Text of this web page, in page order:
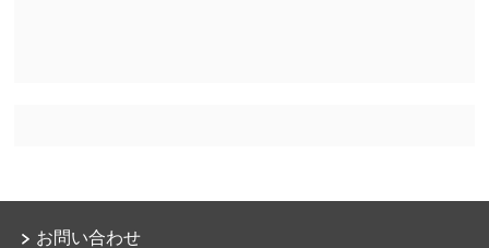
お問い合わせ